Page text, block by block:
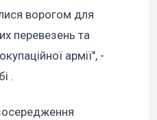
ворогом для
перевезень та
армії", -
.